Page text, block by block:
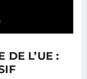
DE L’UE :